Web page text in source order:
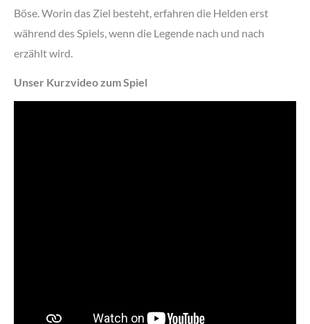
Böse. Worin das Ziel besteht, erfahren die Helden erst
während des Spiels, wenn die Legende nach und nach
erzählt wird.
Unser Kurzvideo zum Spiel